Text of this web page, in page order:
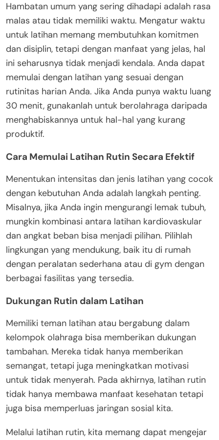
Hambatan umum yang sering dihadapi adalah rasa
malas atau tidak memiliki waktu. Mengatur waktu
untuk latihan memang membutuhkan komitmen
dan disiplin, tetapi dengan manfaat yang jelas, hal
ini seharusnya tidak menjadi kendala. Anda dapat
memulai dengan latihan yang sesuai dengan
rutinitas harian Anda. Jika Anda punya waktu luang
30 menit, gunakanlah untuk berolahraga daripada
menghabiskannya untuk hal-hal yang kurang
produktif.
Cara Memulai Latihan Rutin Secara Efektif
Menentukan intensitas dan jenis latihan yang cocok
dengan kebutuhan Anda adalah langkah penting.
Misalnya, jika Anda ingin mengurangi lemak tubuh,
mungkin kombinasi antara latihan kardiovaskular
dan angkat beban bisa menjadi pilihan. Pilihlah
lingkungan yang mendukung, baik itu di rumah
dengan peralatan sederhana atau di gym dengan
berbagai fasilitas yang tersedia.
Dukungan Rutin dalam Latihan
Memiliki teman latihan atau bergabung dalam
kelompok olahraga bisa memberikan dukungan
tambahan. Mereka tidak hanya memberikan
semangat, tetapi juga meningkatkan motivasi
untuk tidak menyerah. Pada akhirnya, latihan rutin
tidak hanya membawa manfaat kesehatan tetapi
juga bisa memperluas jaringan sosial kita.
Melalui latihan rutin, kita memang dapat mengejar